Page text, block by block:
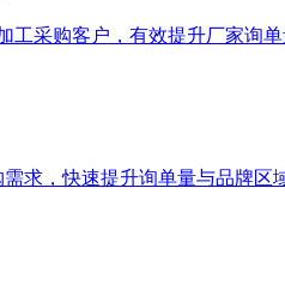
采购客户，有效提升厂家询单
求，快速提升询单量与品牌区